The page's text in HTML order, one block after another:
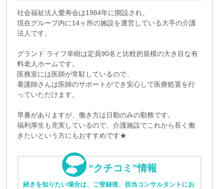
社会福祉法人愛寿会は1984年に開設され、
現在グループ内に14ヶ所の施設を運営している大手の介護
法人です。
グランド ライフ幸樹は定員90名と比較的規模の大き目な有
料老人ホームです。
医務室には医師が常駐しているので、
看護師さんは医師のサポートができ安心して医療処置を行
っていただけます。
早番がありますが、働き方は日勤のみの勤務です。
福利厚生も充実しているので、介護施設でこれから長く働
きたいという方にもおすすめです★
“クチコミ”情報
続きを知りたい場合は、ご登録後、担当コンサルタントにお